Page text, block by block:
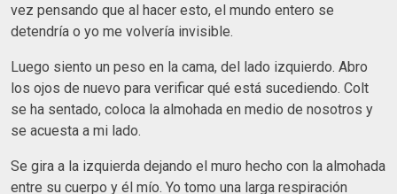
vez pensando que al hacer esto, el mundo entero se
detendría o yo me volvería invisible.
Luego siento un peso en la cama, del lado izquierdo. Abro
los ojos de nuevo para verificar qué está sucediendo. Colt
se ha sentado, coloca la almohada en medio de nosotros y
se acuesta a mi lado.
Se gira a la izquierda dejando el muro hecho con la almohada
entre su cuerpo y él mío. Yo tomo una larga respiración